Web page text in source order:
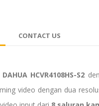
CONTACT US
HCVR4108HS-S2
video dengan dua